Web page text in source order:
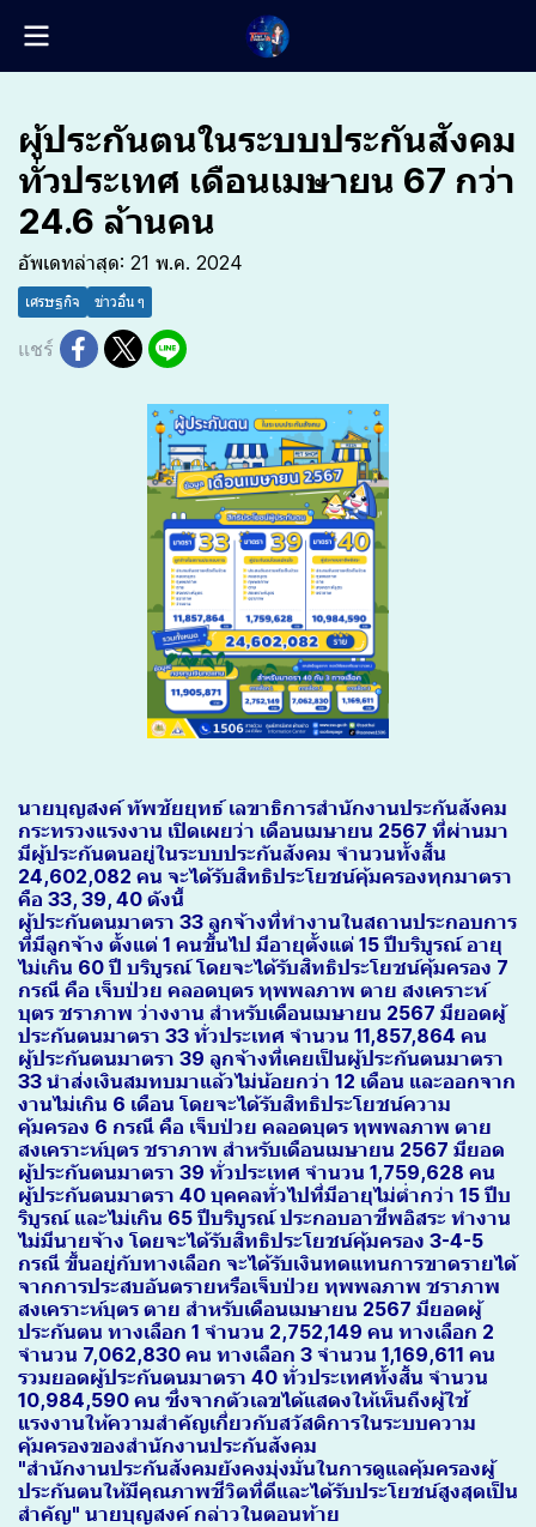
ผู้ประกันตนในระบบประกันสังคม
ทั่วประเทศ เดือนเมษายน 67 กว่า
24.6 ล้านคน
อัพเดทล่าสุด: 21 พ.ค. 2024
เศรษฐกิจ ข่าวอื่น ๆ
แชร์
นายบุญสงค์ ทัพชัยยุทธ์ เลขาธิการสำนักงานประกันสังคม
กระทรวงแรงงาน เปิดเผยว่า เดือนเมษายน 2567 ที่ผ่านมา
มีผู้ประกันตนอยู่ในระบบประกันสังคม จำนวนทั้งสิ้น
24,602,082 คน จะได้รับสิทธิประโยชน์คุ้มครองทุกมาตรา
คือ 33, 39, 40 ดังนี้
ผู้ประกันตนมาตรา 33 ลูกจ้างที่ทำงานในสถานประกอบการ
ที่มีลูกจ้าง ตั้งแต่ 1 คนขึ้นไป มีอายุตั้งแต่ 15 ปีบริบูรณ์ อายุ
ไม่เกิน 60 ปี บริบูรณ์ โดยจะได้รับสิทธิประโยชน์คุ้มครอง 7
กรณี คือ เจ็บป่วย คลอดบุตร ทุพพลภาพ ตาย สงเคราะห์
บุตร ชราภาพ ว่างงาน สำหรับเดือนเมษายน 2567 มียอดผู้
ประกันตนมาตรา 33 ทั่วประเทศ จำนวน 11,857,864 คน
ผู้ประกันตนมาตรา 39 ลูกจ้างที่เคยเป็นผู้ประกันตนมาตรา
33 นำส่งเงินสมทบมาแล้วไม่น้อยกว่า 12 เดือน และออกจาก
งานไม่เกิน 6 เดือน โดยจะได้รับสิทธิประโยชน์ความ
คุ้มครอง 6 กรณี คือ เจ็บป่วย คลอดบุตร ทุพพลภาพ ตาย
สงเคราะห์บุตร ชราภาพ สำหรับเดือนเมษายน 2567 มียอด
ผู้ประกันตนมาตรา 39 ทั่วประเทศ จำนวน 1,759,628 คน
ผู้ประกันตนมาตรา 40 บุคคลทั่วไปที่มีอายุไม่ต่ำกว่า 15 ปีบ
ริบูรณ์ และไม่เกิน 65 ปีบริบูรณ์ ประกอบอาชีพอิสระ ทำงาน
ไม่มีนายจ้าง โดยจะได้รับสิทธิประโยชน์คุ้มครอง 3-4-5
กรณี ขึ้นอยู่กับทางเลือก จะได้รับเงินทดแทนการขาดรายได้
จากการประสบอันตรายหรือเจ็บป่วย ทุพพลภาพ ชราภาพ
สงเคราะห์บุตร ตาย สำหรับเดือนเมษายน 2567 มียอดผู้
ประกันตน ทางเลือก 1 จำนวน 2,752,149 คน ทางเลือก 2
จำนวน 7,062,830 คน ทางเลือก 3 จำนวน 1,169,611 คน
รวมยอดผู้ประกันตนมาตรา 40 ทั่วประเทศทั้งสิ้น จำนวน
10,984,590 คน ซึ่งจากตัวเลขได้แสดงให้เห็นถึงผู้ใช้
แรงงานให้ความสำคัญเกี่ยวกับสวัสดิการในระบบความ
คุ้มครองของสำนักงานประกันสังคม
"สำนักงานประกันสังคมยังคงมุ่งมั่นในการดูแลคุ้มครองผู้
ประกันตนให้มีคุณภาพชีวิตที่ดีและได้รับประโยชน์สูงสุดเป็น
สำคัญ" นายบุญสงค์ กล่าวในตอนท้าย